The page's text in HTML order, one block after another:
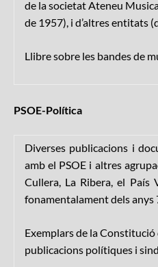
de la societat Ateneu
de 1957), i d’altres entitats
Llibre sobre les bandes de
PSOE-Política
Diverses publicacions i
amb el PSOE i altres
Cullera, La Ribera, el País
fonamentalament dels anys
Exemplars de la Constitució
publicacions polítiques i